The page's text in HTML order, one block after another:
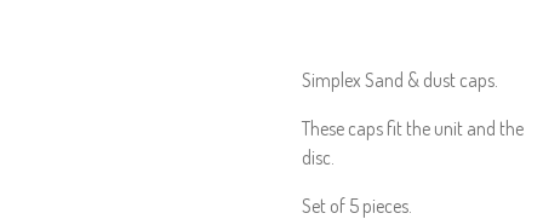
Simplex Sand & dust caps.
These caps fit the unit and the
disc.
Set of 5 pieces.